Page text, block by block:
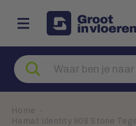
Zoeken
naar
producten
Home
Hamat Identity 909 Stone